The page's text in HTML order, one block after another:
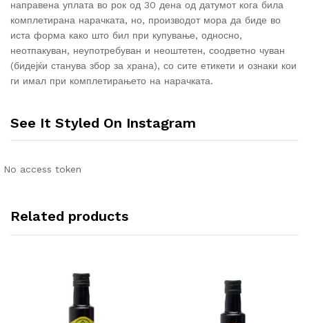
направена уплата во рок од 30 дена од датумот кога била
комплетирана нарачката, но, производот мора да биде во
иста форма како што бил при купување, односно,
неотпакуван, неупотребуван и неоштетен, соодветно чуван
(бидејќи станува збор за храна), со сите етикети и ознаки кои
ги имал при комплетирањето на нарачката.
See It Styled On Instagram
No access token
Related products